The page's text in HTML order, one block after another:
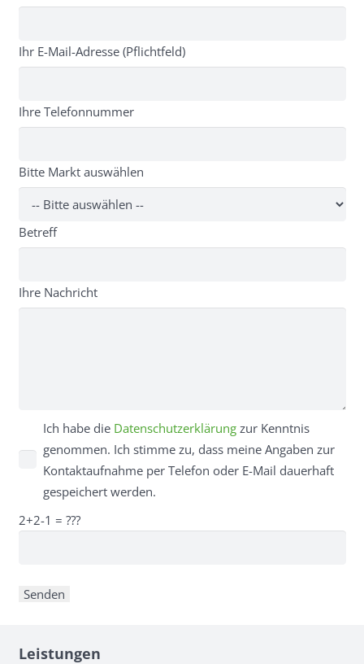
Ihr E-Mail-Adresse (Pflichtfeld)
Ihre Telefonnummer
Bitte Markt auswählen
Betreff
Ihre Nachricht
Ich habe die Datenschutzerklärungzur Kenntnis
genommen. Ich stimme zu, dass meine Angaben zur
Kontaktaufnahme per Telefon oder E-Mail dauerhaft
gespeichert werden.
2+2-1 = ???
Leistungen